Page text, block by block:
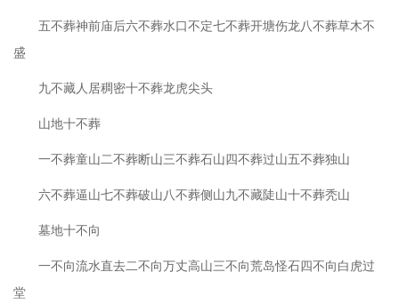
五不葬神前庙后六不葬水口不定七不葬开塘伤龙八不葬草木不
盛
九不藏人居稠密十不葬龙虎尖头
山地十不葬
一不葬童山二不葬断山三不葬石山四不葬过山五不葬独山
六不葬逼山七不葬破山八不葬侧山九不藏陡山十不葬秃山
墓地十不向
一不向流水直去二不向万丈高山三不向荒岛怪石四不向白虎过
堂